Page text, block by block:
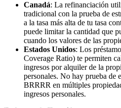
Canadá: La refinanciación
tradicional con la prueba de
a la tasa más alta de tu tasa
puede limitar la cantidad que
cuando los valores de las
Estados Unidos: Los
Coverage Ratio) te permiten
ingresos por alquiler de la
personales. No hay prueba de
BRRRR en múltiples
ingresos personales.